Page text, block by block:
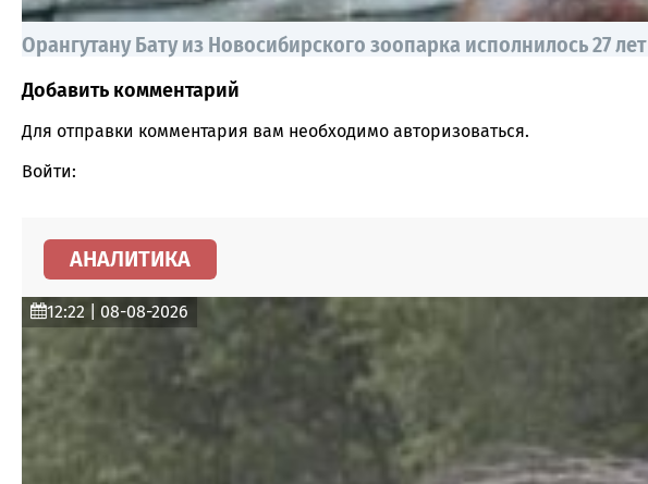
Орангутану Бату из Новосибирского зоопарка исполнилось 27 лет
Comment section
Добавить комментарий
Для отправки комментария вам необходимо авторизоваться.
Войти:
АНАЛИТИКА
12:22 | 08-08-2026